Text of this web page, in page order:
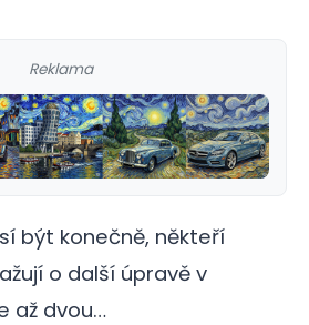
Reklama
být konečně, někteří
o další úpravě v
až dvou…